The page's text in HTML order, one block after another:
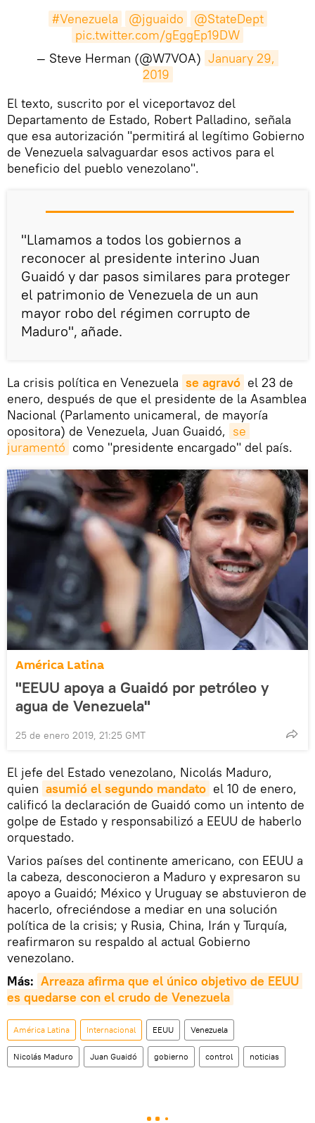
#Venezuela
@jguaido
@StateDept
pic.twitter.com/gEggEp19DW
— Steve Herman (@W7VOA) January 29,
2019
El texto, suscrito por el viceportavoz del
Departamento de Estado, Robert Palladino, señala
que esa autorización "permitirá al legítimo Gobierno
de Venezuela salvaguardar esos activos para el
beneficio del pueblo venezolano".
"Llamamos a todos los gobiernos a
reconocer al presidente interino Juan
Guaidó y dar pasos similares para proteger
el patrimonio de Venezuela de un aun
mayor robo del régimen corrupto de
Maduro", añade.
La crisis política en Venezuela se agravó el 23 de
enero, después de que el presidente de la Asamblea
Nacional (Parlamento unicameral, de mayoría
opositora) de Venezuela, Juan Guaidó, se
juramentó como "presidente encargado" del país.
América Latina
"EEUU apoya a Guaidó por petróleo y
agua de Venezuela"
25 de enero 2019, 21:25 GMT
El jefe del Estado venezolano, Nicolás Maduro,
quien asumió el segundo mandato el 10 de enero,
calificó la declaración de Guaidó como un intento de
golpe de Estado y responsabilizó a EEUU de haberlo
orquestado.
Varios países del continente americano, con EEUU a
la cabeza, desconocieron a Maduro y expresaron su
apoyo a Guaidó; México y Uruguay se abstuvieron de
hacerlo, ofreciéndose a mediar en una solución
política de la crisis; y Rusia, China, Irán y Turquía,
reafirmaron su respaldo al actual Gobierno
venezolano.
Más: Arreaza afirma que el único objetivo de EEUU
es quedarse con el crudo de Venezuela
América Latina Internacional EEUU Venezuela
Nicolás Maduro Juan Guaidó gobierno control noticias